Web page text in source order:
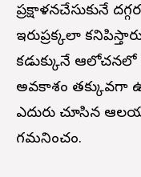
ప్రక్షాళనచేసుకునే
ఇరుప్రక్కలా
కడుక్కునే
అవకాశం తక్కువగా
ఎదురు చూసిన
గమనించం.